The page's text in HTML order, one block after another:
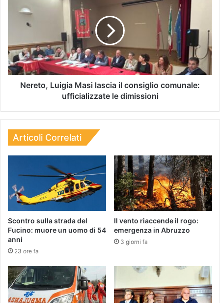
Nereto, Luigia Masi lascia il consiglio comunale:
ufficializzate le dimissioni
Articoli Correlati
Scontro sulla strada del
Fucino: muore un uomo di 54
anni
23 ore fa
Il vento riaccende il rogo:
emergenza in Abruzzo
3 giorni fa